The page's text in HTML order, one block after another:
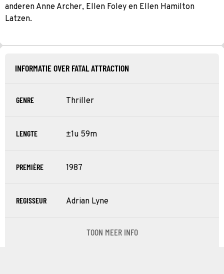
anderen Anne Archer, Ellen Foley en Ellen Hamilton
Latzen.
INFORMATIE OVER FATAL ATTRACTION
GENRE Thriller
LENGTE ±1u 59m
PREMIÈRE 1987
REGISSEUR Adrian Lyne
TOON MEER INFO